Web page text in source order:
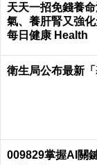
天天一招免錢養
氣、養肝腎又強化
每日健康 Health
衛生局公布最新「
009829掌握AI關